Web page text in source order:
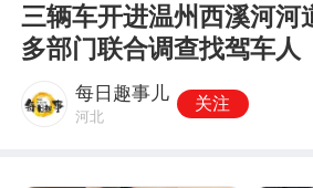
三辆车开进温州西溪河河
多部门联合调查找驾车人
每日趣事儿
河北
关注